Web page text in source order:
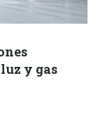
y gas